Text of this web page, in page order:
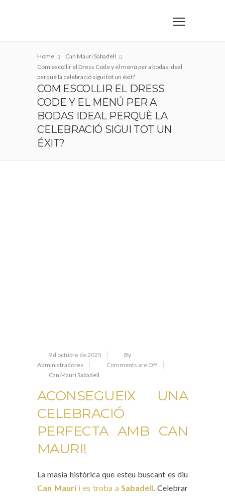
Home
Can Mauri Sabadell
Com escollir el Dress Code y el menú per a bodas ideal
perquè la celebració sigui tot un éxit?
COM ESCOLLIR EL DRESS
CODE Y EL MENÚ PER A
BODAS IDEAL PERQUÈ LA
CELEBRACIÓ SIGUI TOT UN
ÉXIT?
9 d'octubre de 2025
By
Administradores
Comments are Off
Can Mauri Sabadell
ACONSEGUEIX UNA
CELEBRACIÓ
PERFECTA AMB CAN
MAURI!
La masia històrica que esteu buscant es diu
Can Maurii es troba aSabadell. Celebrar